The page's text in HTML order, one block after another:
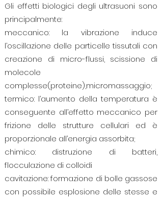
Gli effetti biologici degli ultrasuoni sono
principalmente:
meccanico: la vibrazione induce
l’oscillazione delle particelle tissutali con
creazione di micro-flussi, scissione di
molecole
complesse(proteine),micromassaggio;
termico: l’aumento della temperatura è
conseguente all’effetto meccanico per
frizione delle strutture cellulari ed è
proporzionale all’energia assorbita;
chimico: distruzione di batteri,
flocculazione di colloidi
cavitazione: formazione di bolle gassose
con possibile esplosione delle stesse e